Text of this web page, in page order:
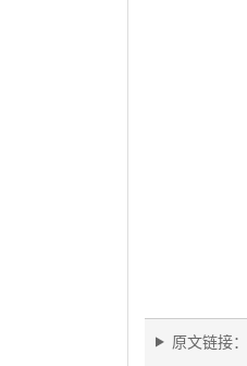
原文链接：